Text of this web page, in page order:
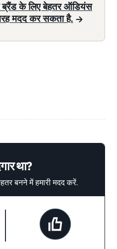
के लिए बेहतर ऑडियंस
मदद कर सकता है.
था?
बनने में हमारी मदद करें.